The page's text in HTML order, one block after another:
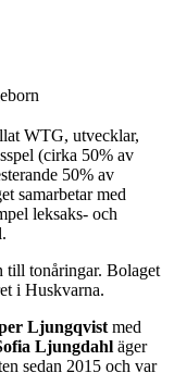
WTG, utvecklar,
(cirka 50% av
50% av
samarbetar med
leksaks- och
till tonåringar. Bolaget
i Huskvarna.
Ljungqvist med
Ljungdahl äger
sedan 2015 och var